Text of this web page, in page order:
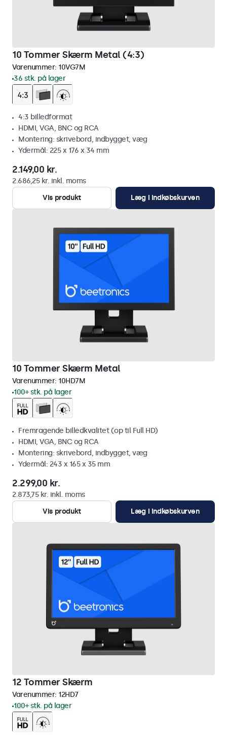
10 Tommer Skærm Metal (4:3)
Varenummer: 10VG7M
36 stk. på lager
4:3 billedformat
HDMI, VGA, BNC og RCA
Montering: skrivebord, indbygget, væg
Ydermål: 225 x 176 x 34 mm
2.149,00 kr.
2.686,25 kr. inkl. moms
Vis produkt
Læg i indkøbskurven
10 Tommer Skærm Metal
Varenummer: 10HD7M
100+ stk. på lager
Fremragende billedkvalitet (op til Full HD)
HDMI, VGA, BNC og RCA
Montering: skrivebord, indbygget, væg
Ydermål: 243 x 165 x 35 mm
2.299,00 kr.
2.873,75 kr. inkl. moms
Vis produkt
Læg i indkøbskurven
12 Tommer Skærm
Varenummer: 12HD7
100+ stk. på lager